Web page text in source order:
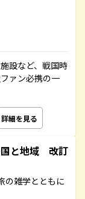
設など、戦国時
ァン必携の一
詳細を見る
と地域 改訂
の雑学とともに